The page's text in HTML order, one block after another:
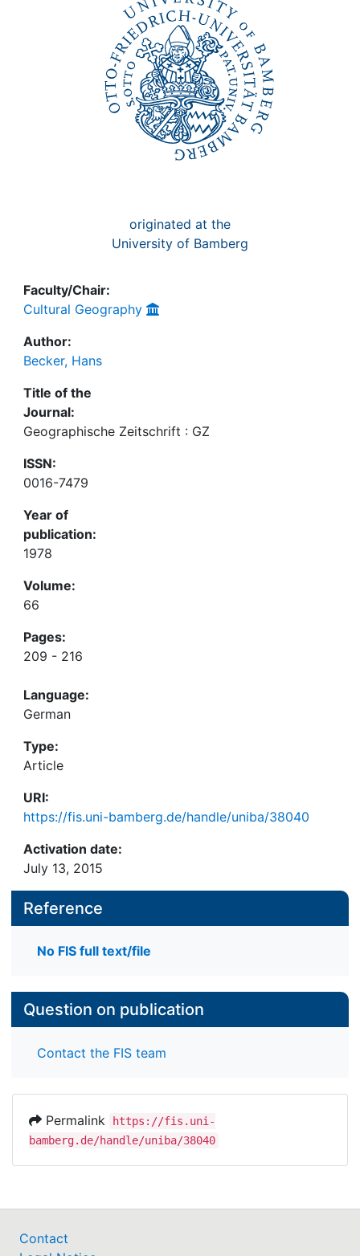
originated at the
University of Bamberg
Faculty/Chair:
Cultural Geography
Author:
Becker, Hans
Title of the
Journal:
Geographische Zeitschrift : GZ
ISSN:
0016-7479
Year of
publication:
1978
Volume:
66
Pages:
209 - 216
Language:
German
Type:
Article
URI:
https://fis.uni-bamberg.de/handle/uniba/38040
Activation date:
July 13, 2015
Reference
No FIS full text/file
Question on publication
Contact the FIS team
Permalink
https://fis.uni-
bamberg.de/handle/uniba/38040
Contact